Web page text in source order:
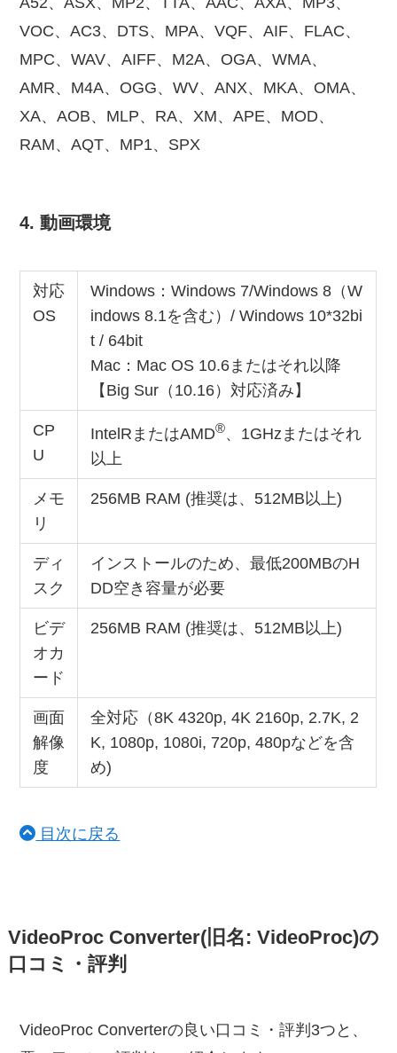
VOC、AC3、DTS、MPA、VQF、AIF、FLAC、
MPC、WAV、AIFF、M2A、OGA、WMA、
AMR、M4A、OGG、WV、ANX、MKA、OMA、
XA、AOB、MLP、RA、XM、APE、MOD、
RAM、AQT、MP1、SPX
4. 動画環境
対応
OS
Windows：Windows 7/Windows 8（W
indows 8.1を含む）/ Windows 10*32bi
t / 64bit
Mac：Mac OS 10.6またはそれ以降
【Big Sur（10.16）対応済み】
CP
U
IntelRまたはAMD®、1GHzまたはそれ
以上
メモ
リ
256MB RAM (推奨は、512MB以上)
ディ
スク
インストールのため、最低200MBのH
DD空き容量が必要
ビデ
オカ
ード
256MB RAM (推奨は、512MB以上)
画面
解像
度
全対応（8K 4320p, 4K 2160p, 2.7K, 2
K, 1080p, 1080i, 720p, 480pなどを含
め)
目次に戻る
VideoProc Converter(旧名: VideoProc)の
口コミ・評判
VideoProc Converterの良い口コミ・評判3つと、